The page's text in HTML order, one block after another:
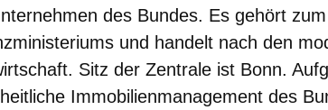
des Bundes. Es gehört
und handelt nach den
Sitz der Zentrale ist Bonn.
Immobilienmanagement des